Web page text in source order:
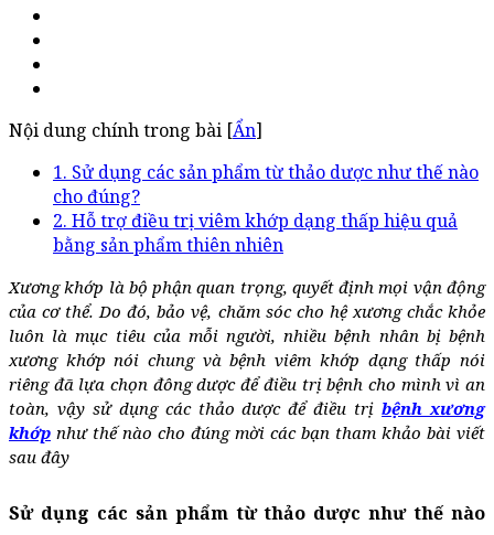
Nội dung chính trong bài [Ẩn]
1. Sử dụng các sản phẩm từ thảo dược như thế nào
cho đúng?
2. Hỗ trợ điều trị viêm khớp dạng thấp hiệu quả
bằng sản phẩm thiên nhiên
Xương khớp là bộ phận quan trọng, quyết định mọi vận động
của cơ thể. Do đó, bảo vệ, chăm sóc cho hệ xương chắc khỏe
luôn là mục tiêu của mỗi người, nhiều bệnh nhân bị bệnh
xương khớp nói chung và bệnh viêm khớp dạng thấp nói
riêng đã lựa chọn đông dược để điều trị bệnh cho mình vì an
toàn, vậy sử dụng các thảo dược để điều trịbệnh xương
khớp như thế nào cho đúng mời các bạn tham khảo bài viết
sau đây
Sử dụng các sản phẩm từ thảo dược như thế nào